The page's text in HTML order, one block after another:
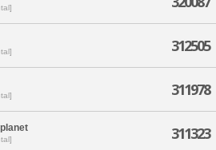
312505
311978
311323